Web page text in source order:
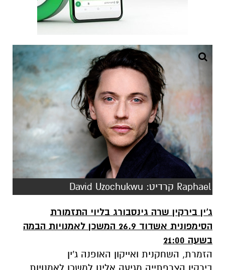
Raphael קרדיט: David Uzochukwu
ג'ין בירקין שרה גינסבורג בליוי התזמורת
הסימפונית אשדוד 26.9 המשכן לאמנויות הבמה
בשעה 21:00
הזמרת, השחקנית ואייקון האופנה ג'ין